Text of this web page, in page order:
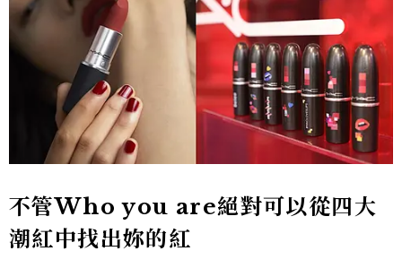
不管Who you are絕對可以從四大
潮紅中找出妳的紅